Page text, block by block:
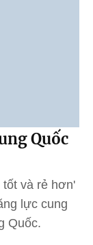
Quốc
tốt và rẻ hơn'
lực cung
Quốc.